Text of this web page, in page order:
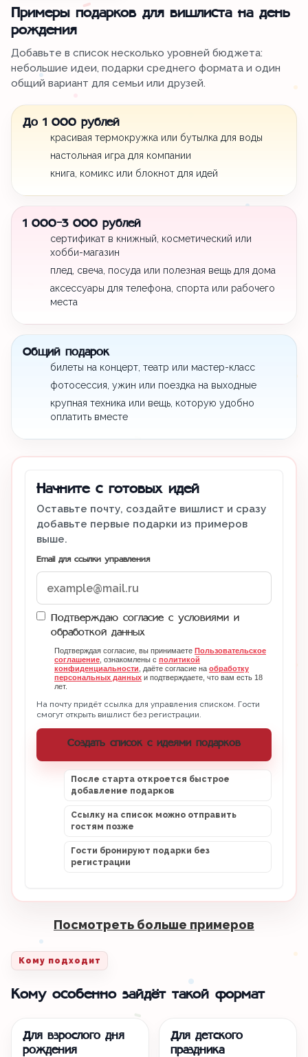
Примеры подарков для вишлиста на день
рождения
Добавьте в список несколько уровней бюджета:
небольшие идеи, подарки среднего формата и один
общий вариант для семьи или друзей.
До 1 000 рублей
красивая термокружка или бутылка для воды
настольная игра для компании
книга, комикс или блокнот для идей
1 000-3 000 рублей
сертификат в книжный, косметический или
хобби-магазин
плед, свеча, посуда или полезная вещь для дома
аксессуары для телефона, спорта или рабочего
места
Общий подарок
билеты на концерт, театр или мастер-класс
фотосессия, ужин или поездка на выходные
крупная техника или вещь, которую удобно
оплатить вместе
Начните с готовых идей
Оставьте почту, создайте вишлист и сразу
добавьте первые подарки из примеров
выше.
Email для ссылки управления
Подтверждаю согласие с условиями и
обработкой данных
Подтверждая согласие, вы принимаете Пользовательское
соглашение, ознакомлены с политикой
конфиденциальности, даёте согласие на обработку
персональных данных и подтверждаете, что вам есть 18
лет.
На почту придёт ссылка для управления списком. Гости
смогут открыть вишлист без регистрации.
Создать список с идеями подарков
После старта откроется быстрое
добавление подарков
Ссылку на список можно отправить
гостям позже
Гости бронируют подарки без
регистрации
Посмотреть больше примеров
Кому подходит
Кому особенно зайдёт такой формат
Для взрослого дня
рождения
Для детского
праздника